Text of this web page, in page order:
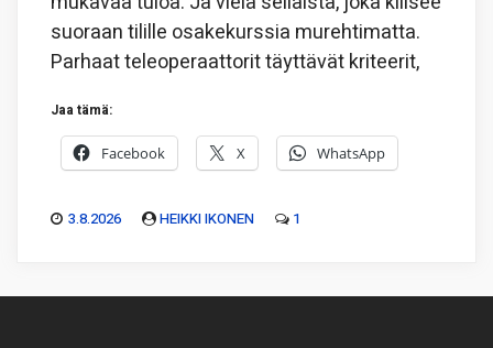
suoraan tilille osakekurssia murehtimatta.
Parhaat teleoperaattorit täyttävät kriteerit,
Jaa tämä:
Facebook X WhatsApp
3.8.2026 HEIKKI IKONEN 1